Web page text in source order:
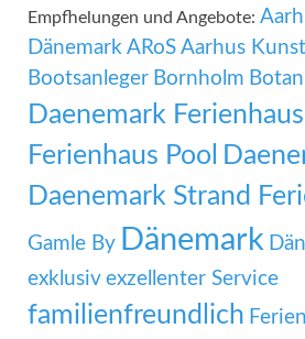
Empfhelungen und Angebote:
Dänemark ARoS Aarhus
Bootsanleger Bornholm
Daenemark Ferienhaus
Ferienhaus Pool
Daenemark Strand
Gamle By Dänemark
exklusiv exzellenter Service
familienfreundlich